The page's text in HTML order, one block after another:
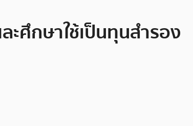
ะศึกษาใช้เป็นทุนสำรอง